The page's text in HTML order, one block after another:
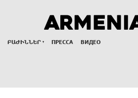
ԲԱԺԻՆՆԵՐ ПРЕССА ВИДЕО